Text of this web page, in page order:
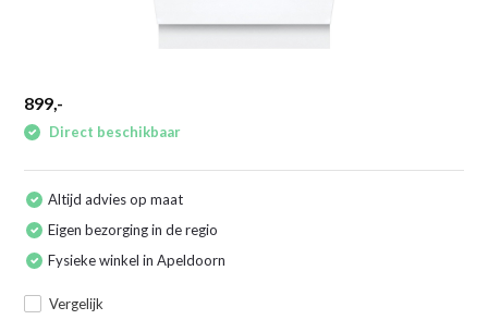
899,-
Direct beschikbaar
Altijd advies op maat
Eigen bezorging in de regio
Fysieke winkel in Apeldoorn
Vergelijk